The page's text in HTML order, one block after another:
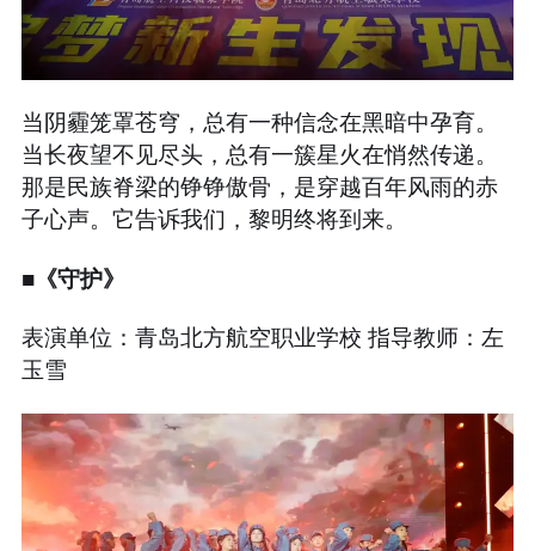
当阴霾笼罩苍穹，总有一种信念在黑暗中孕育。
当长夜望不见尽头，总有一簇星火在悄然传递。
那是民族脊梁的铮铮傲骨，是穿越百年风雨的赤
子心声。它告诉我们，黎明终将到来。
■《守护》
表演单位：青岛北方航空职业学校 指导教师：左
玉雪